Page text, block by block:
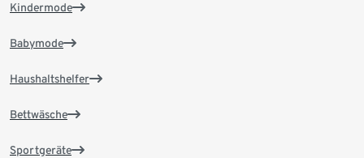
Kindermode
Babymode
Haushaltshelfer
Bettwäsche
Sportgeräte